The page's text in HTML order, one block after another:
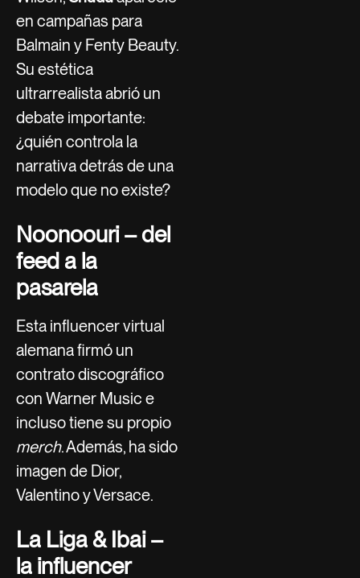
en campañas para
Balmain y Fenty Beauty.
Su estética
ultrarrealista abrió un
debate importante:
¿quién controla la
narrativa detrás de una
modelo que no existe?
Noonoouri – del
feed a la
pasarela
Esta influencer virtual
alemana firmó un
contrato discográfico
con Warner Music e
incluso tiene su propio
merch. Además, ha sido
imagen de Dior,
Valentino y Versace.
La Liga & Ibai –
la influencer